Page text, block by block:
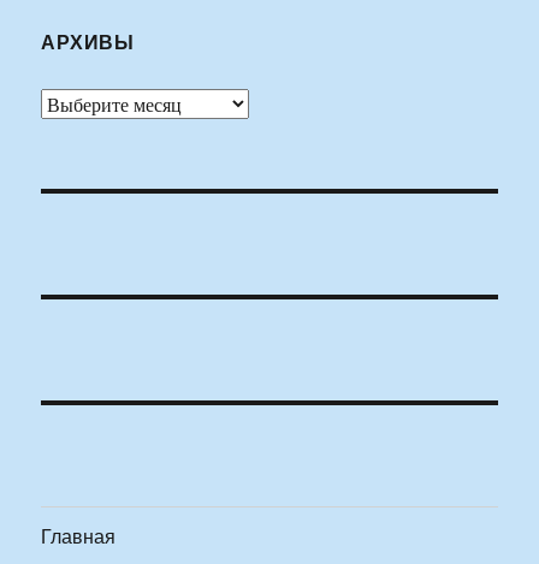
АРХИВЫ
Архивы
Главная